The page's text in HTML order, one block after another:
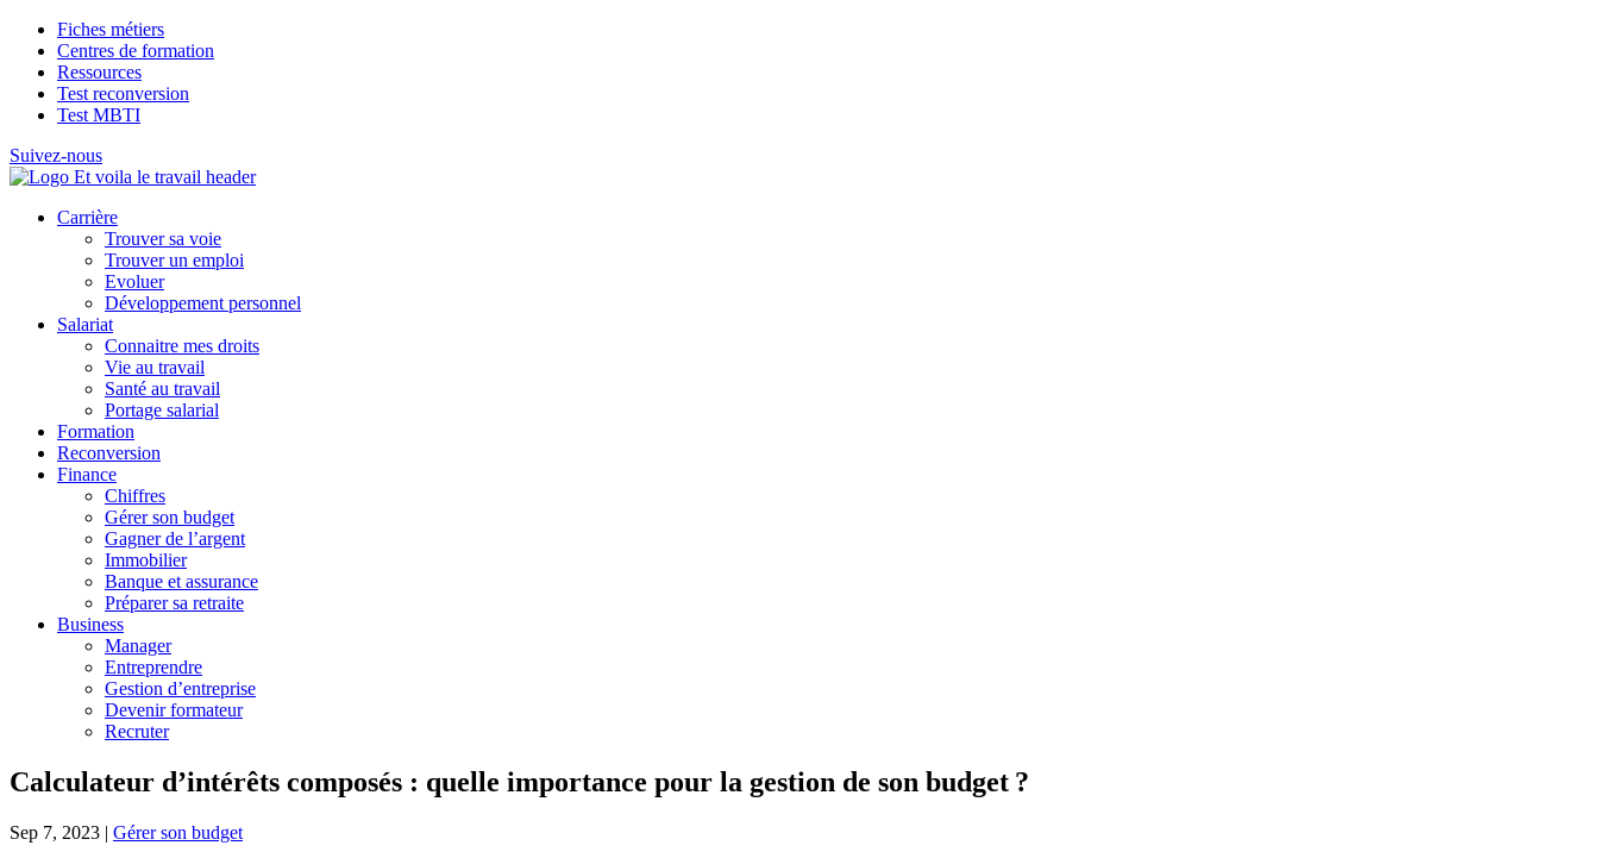
Fiches métiers
Centres de formation
Ressources
Test reconversion
Test MBTI
Suivez-nous
Carrière
Trouver sa voie
Trouver un emploi
Evoluer
Développement personnel
Salariat
Connaitre mes droits
Vie au travail
Santé au travail
Portage salarial
Formation
Reconversion
Finance
Chiffres
Gérer son budget
Gagner de l’argent
Immobilier
Banque et assurance
Préparer sa retraite
Business
Manager
Entreprendre
Gestion d’entreprise
Devenir formateur
Recruter
Calculateur d’intérêts composés : quelle importance pour la gestion de son budget ?
Sep 7, 2023 | Gérer son budget